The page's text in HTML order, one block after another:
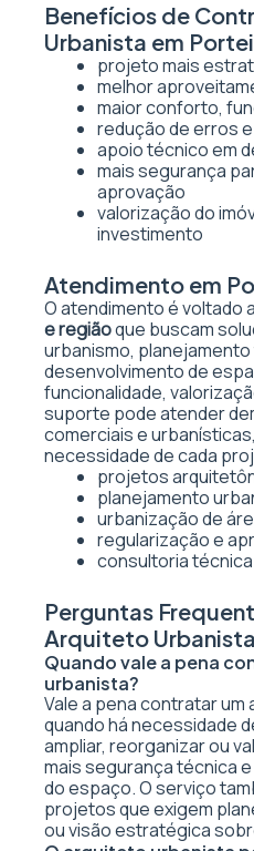
Benefícios de
Urbanista em
projeto mais
melhor
maior conforto,
redução de erros
apoio técnico em
mais segurança
aprovação
valorização do
investimento
Atendimento em
O atendimento é voltado
e regiãoque buscam
urbanismo,
desenvolvimento de
funcionalidade,
suporte pode atender
comerciais e
necessidade de cada
projetos
planejamento
urbanização de
regularização e
consultoria técnica
Perguntas
Arquiteto
Quando vale a pena
urbanista?
Vale a pena contratar
quando há necessidade
ampliar, reorganizar ou
mais segurança técnica
do espaço. O serviço
projetos que exigem
ou visão estratégica